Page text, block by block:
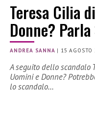
Teresa Cilia
Donne?
ANDREA SANNA | 15 AGOSTO
A seguito dello scandalo
Uomini e Donne?
lo scandalo…